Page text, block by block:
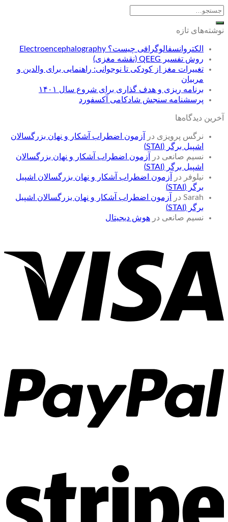
نوشته‌های تازه
الکتروانسفالوگرافی چیست؟ Electroencephalography
روش تفسیر QEEG (نقشه مغزی)
تغییرات مغز از کودکی تا نوجوانی: راهنمایی برای والدین و
مربیان
برنامه ریزی و هدف گذاری برای شروع سال ۱۴۰۱
پرسشنامه سنجش شادکامی آکسفورد
آخرین دیدگاه‌ها
نرگس پرویزی در
آزمون اضطراب آشکار و نهان بزرگسالان
اشپیل برگر (STAI)
نسیم صانعی در
آزمون اضطراب آشکار و نهان بزرگسالان
اشپیل برگر (STAI)
نیلوفر
در
آزمون اضطراب آشکار و نهان بزرگسالان اشپیل
برگر (STAI)
Sarah در
آزمون اضطراب آشکار و نهان بزرگسالان اشپیل
برگر (STAI)
نسیم صانعی در هوش دیجیتال